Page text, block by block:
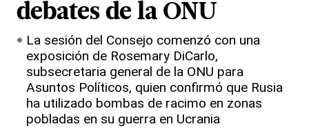
debates de la ONU
La sesión del Consejo comenzó con una
exposición de Rosemary DiCarlo,
subsecretaria general de la ONU para
Asuntos Políticos, quien confirmó que Rusia
ha utilizado bombas de racimo en zonas
pobladas en su guerra en Ucrania